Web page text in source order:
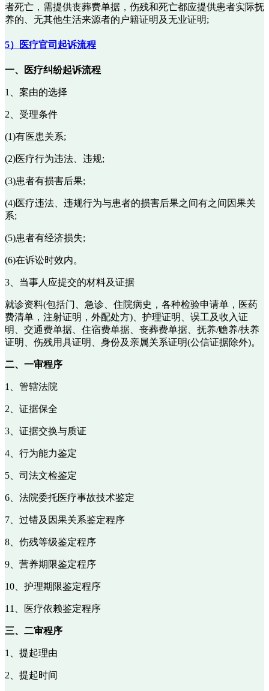
者死亡，需提供丧葬费单据，伤残和死亡都应提供患者实际抚
养的、无其他生活来源者的户籍证明及无业证明;
5）医疗官司起诉流程
一、医疗纠纷起诉流程
1、案由的选择
2、受理条件
(1)有医患关系;
(2)医疗行为违法、违规;
(3)患者有损害后果;
(4)医疗违法、违规行为与患者的损害后果之间有之间因果关
系;
(5)患者有经济损失;
(6)在诉讼时效内。
3、当事人应提交的材料及证据
就诊资料(包括门、急诊、住院病史，各种检验申请单，医药
费清单，注射证明，外配处方)、护理证明、误工及收入证
明、交通费单据、住宿费单据、丧葬费单据、抚养/赡养/扶养
证明、伤残用具证明、身份及亲属关系证明(公信证据除外)。
二、一审程序
1、管辖法院
2、证据保全
3、证据交换与质证
4、行为能力鉴定
5、司法文检鉴定
6、法院委托医疗事故技术鉴定
7、过错及因果关系鉴定程序
8、伤残等级鉴定程序
9、营养期限鉴定程序
10、护理期限鉴定程序
11、医疗依赖鉴定程序
三、二审程序
1、提起理由
2、提起时间